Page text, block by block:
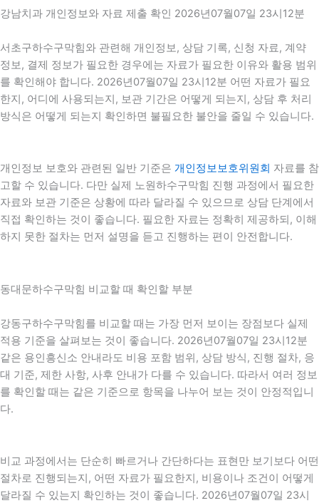
강남치과 개인정보와 자료 제출 확인 2026년07월07일 23시12분
서초구하수구막힘와 관련해 개인정보, 상담 기록, 신청 자료, 계약
정보, 결제 정보가 필요한 경우에는 자료가 필요한 이유와 활용 범위
를 확인해야 합니다. 2026년07월07일 23시12분 어떤 자료가 필요
한지, 어디에 사용되는지, 보관 기간은 어떻게 되는지, 상담 후 처리
방식은 어떻게 되는지 확인하면 불필요한 불안을 줄일 수 있습니다.
개인정보 보호와 관련된 일반 기준은 개인정보보호위원회 자료를 참
고할 수 있습니다. 다만 실제 노원하수구막힘 진행 과정에서 필요한
자료와 보관 기준은 상황에 따라 달라질 수 있으므로 상담 단계에서
직접 확인하는 것이 좋습니다. 필요한 자료는 정확히 제공하되, 이해
하지 못한 절차는 먼저 설명을 듣고 진행하는 편이 안전합니다.
동대문하수구막힘 비교할 때 확인할 부분
강동구하수구막힘를 비교할 때는 가장 먼저 보이는 장점보다 실제
적용 기준을 살펴보는 것이 좋습니다. 2026년07월07일 23시12분
같은 용인흥신소 안내라도 비용 포함 범위, 상담 방식, 진행 절차, 응
대 기준, 제한 사항, 사후 안내가 다를 수 있습니다. 따라서 여러 정보
를 확인할 때는 같은 기준으로 항목을 나누어 보는 것이 안정적입니
다.
비교 과정에서는 단순히 빠르거나 간단하다는 표현만 보기보다 어떤
절차로 진행되는지, 어떤 자료가 필요한지, 비용이나 조건이 어떻게
달라질 수 있는지 확인하는 것이 좋습니다. 2026년07월07일 23시